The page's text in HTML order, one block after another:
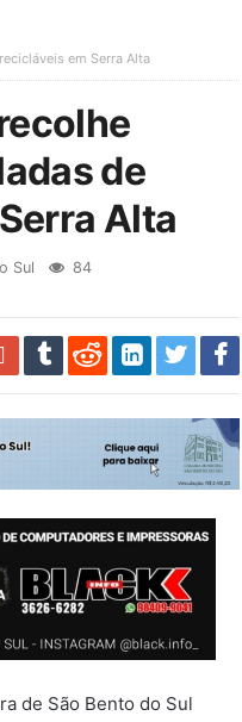
em Serra Alta
de
Alta
Sul
84
de São Bento do Sul